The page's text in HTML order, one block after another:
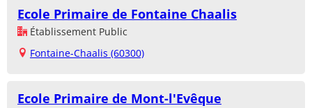
Ecole Primaire de Fontaine Chaalis
Établissement Public
Fontaine-Chaalis (60300)
Ecole Primaire de Mont-l'Evêque